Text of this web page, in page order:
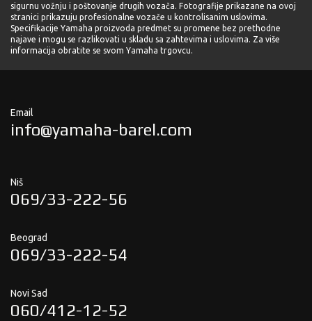
sigurnu vožnju i poštovanje drugih vozača. Fotografije prikazane na ovoj
stranici prikazuju profesionalne vozače u kontrolisanim uslovima.
Specifikacije Yamaha proizvoda predmet su promene bez prethodne
najave i mogu se razlikovati u skladu sa zahtevima i uslovima. Za više
informacija obratite se svom Yamaha trgovcu.
Email
info@yamaha-barel.com
Niš
069/33-222-56
Beograd
069/33-222-54
Novi Sad
060/412-12-52